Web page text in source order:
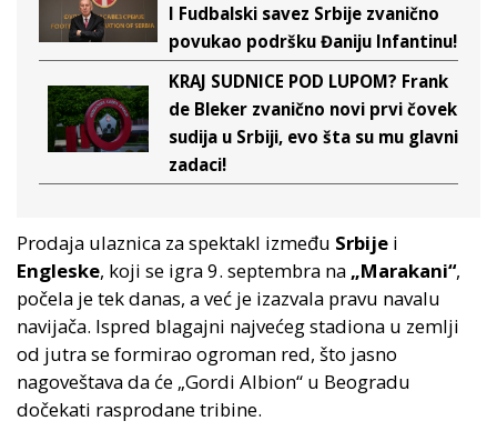
I Fudbalski savez Srbije zvanično
povukao podršku Đaniju Infantinu!
KRAJ SUDNICE POD LUPOM? Frank
de Bleker zvanično novi prvi čovek
sudija u Srbiji, evo šta su mu glavni
zadaci!
Prodaja ulaznica za spektakl između Srbije i
Engleske, koji se igra 9. septembra na „Marakani“,
počela je tek danas, a već je izazvala pravu navalu
navijača. Ispred blagajni najvećeg stadiona u zemlji
od jutra se formirao ogroman red, što jasno
nagoveštava da će „Gordi Albion“ u Beogradu
dočekati rasprodane tribine.